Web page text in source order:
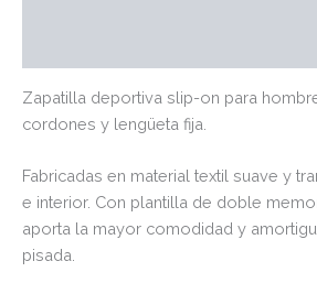
Zapatilla deportiva slip-on para
cordones y lengüeta fija.
Fabricadas en material textil suave y
e interior. Con plantilla de doble
aporta la mayor comodidad y
pisada.